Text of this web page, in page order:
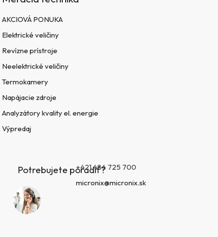
AKCIOVÁ PONUKA
Elektrické veličiny
Revízne prístroje
Neelektrické veličiny
Termokamery
Napájacie zdroje
Analyzátory kvality el. energie
Výpredaj
Potrebujete poradiť?+421 484 725 700
micronix@micronix.sk